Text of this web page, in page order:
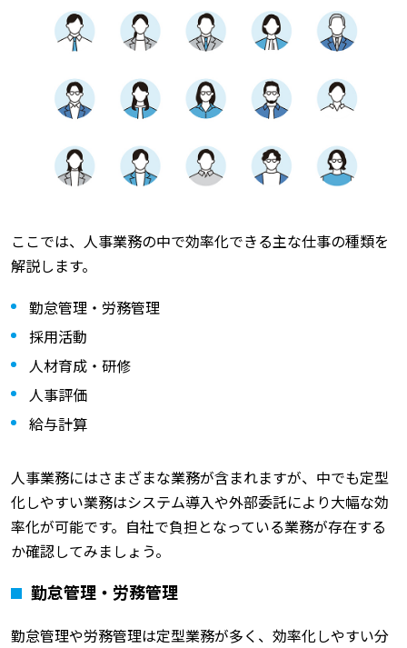
ここでは、人事業務の中で効率化できる主な仕事の種類を
解説します。
勤怠管理・労務管理
採用活動
人材育成・研修
人事評価
給与計算
人事業務にはさまざまな業務が含まれますが、中でも定型
化しやすい業務はシステム導入や外部委託により大幅な効
率化が可能です。自社で負担となっている業務が存在する
か確認してみましょう。
勤怠管理・労務管理
勤怠管理や労務管理は定型業務が多く、効率化しやすい分